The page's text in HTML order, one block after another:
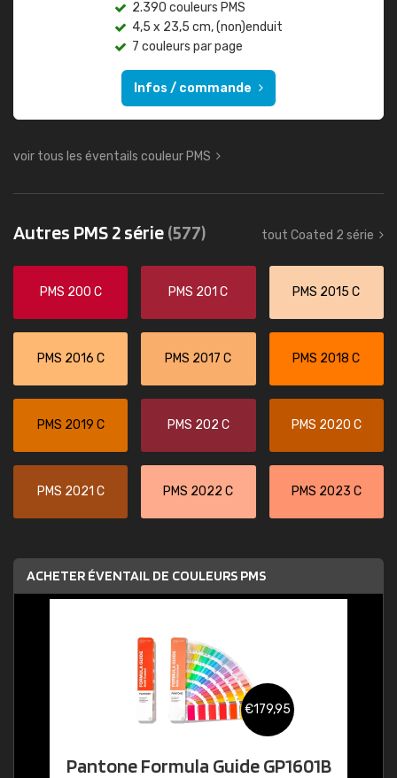
2.390 couleurs PMS
4,5 x 23,5 cm, (non)enduit
7 couleurs par page
Infos / commande
voir tous les éventails couleur PMS
Autres PMS 2 série(577) tout Coated 2 série
PMS 200 C PMS 201 C PMS 2015 C
PMS 2016 C PMS 2017 C PMS 2018 C
PMS 2019 C PMS 202 C PMS 2020 C
PMS 2021 C PMS 2022 C PMS 2023 C
ACHETER ÉVENTAIL DE COULEURS PMS
€179,95
Pantone Formula Guide GP1601B